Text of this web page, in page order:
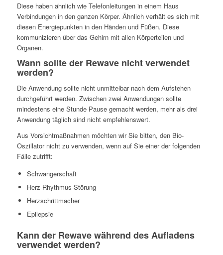
Diese haben ähnlich wie Telefonleitungen in einem Haus
Verbindungen in den ganzen Körper. Ähnlich verhält es sich mit
diesen Energiepunkten in den Händen und Füßen. Diese
kommunizieren über das Gehirn mit allen Körperteilen und
Organen.
Wann sollte der Rewave nicht verwendet
werden?
Die Anwendung sollte nicht unmittelbar nach dem Aufstehen
durchgeführt werden. Zwischen zwei Anwendungen sollte
mindestens eine Stunde Pause gemacht werden, mehr als drei
Anwendung täglich sind nicht empfehlenswert.
Aus Vorsichtmaßnahmen möchten wir Sie bitten, den Bio-
Oszillator nicht zu verwenden, wenn auf Sie einer der folgenden
Fälle zutrifft:
Schwangerschaft
Herz-Rhythmus-Störung
Herzschrittmacher
Epilepsie
Kann der Rewave während des Aufladens
verwendet werden?